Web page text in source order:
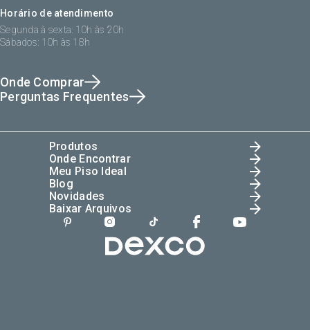
Horário de atendimento
Segunda à sexta: 10h às 20h
Sábados: 10h às 18h
Onde Comprar
Perguntas Frequentes
Produtos
Onde Encontrar
Meu Piso Ideal
Blog
Novidades
Baixar Arquivos